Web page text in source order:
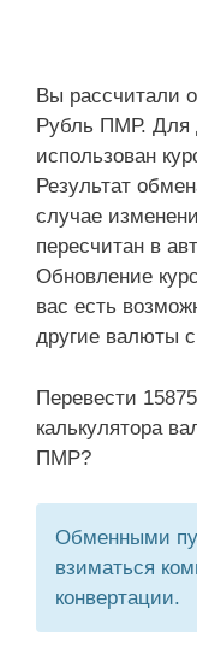
Вы рассчитали
Рубль ПМР. Для
использован
Результат
случае
пересчитан в
Обновление
вас есть
другие валюты
Перевести
калькулятора
ПМР?
Обменными
взиматься
конвертации.